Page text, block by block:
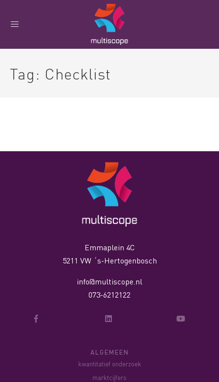
Tag: Checklist
Emmaplein 4C
5211 VW ´s-Hertogenbosch
info@multiscope.nl
073-6212122
ALGEMEEN
kwantitatief onderzoek
marktcijfers